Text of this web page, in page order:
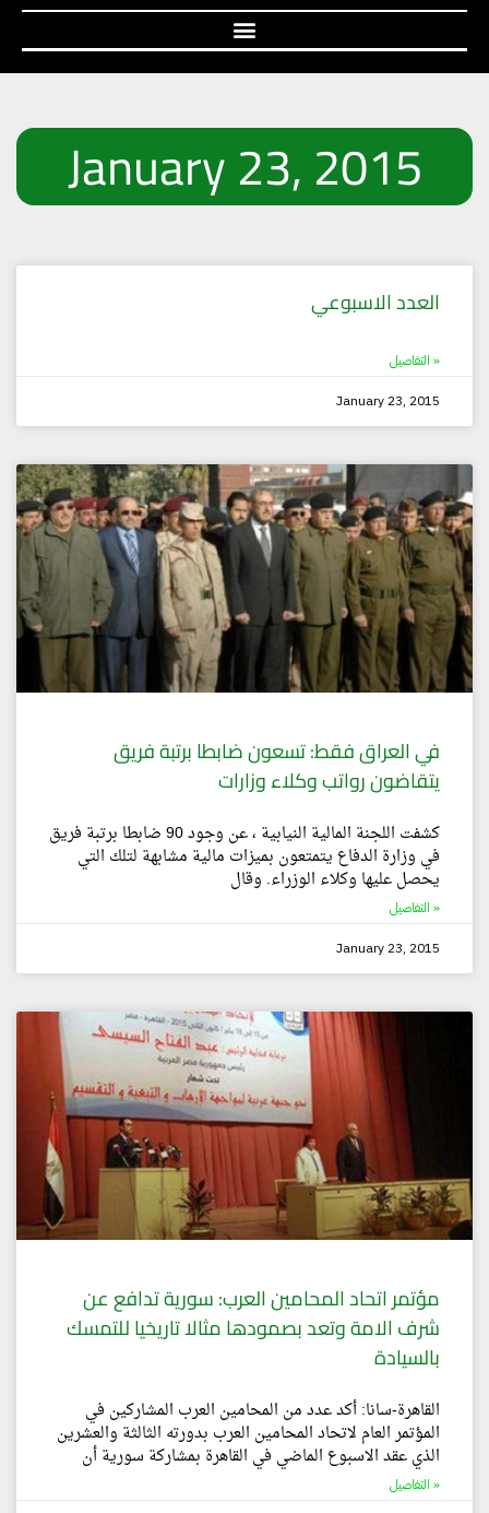
January 23, 2015
العدد الاسبوعي
التفاصيل »
January 23, 2015
في العراق فقط: تسعون ضابطا برتبة فريق
يتقاضون رواتب وكلاء وزارات
كشفت اللجنة المالية النيابية ، عن وجود 90 ضابطا برتبة فريق
في وزارة الدفاع يتمتعون بميزات مالية مشابهة لتلك التي
يحصل عليها وكلاء الوزراء. وقال
التفاصيل »
January 23, 2015
مؤتمر اتحاد المحامين العرب: سورية تدافع عن
شرف الامة وتعد بصمودها مثالا تاريخيا للتمسك
بالسيادة
القاهرة-سانا: أكد عدد من المحامين العرب المشاركين في
المؤتمر العام لاتحاد المحامين العرب بدورته الثالثة والعشرين
الذي عقد الاسبوع الماضي في القاهرة بمشاركة سورية أن
التفاصيل »